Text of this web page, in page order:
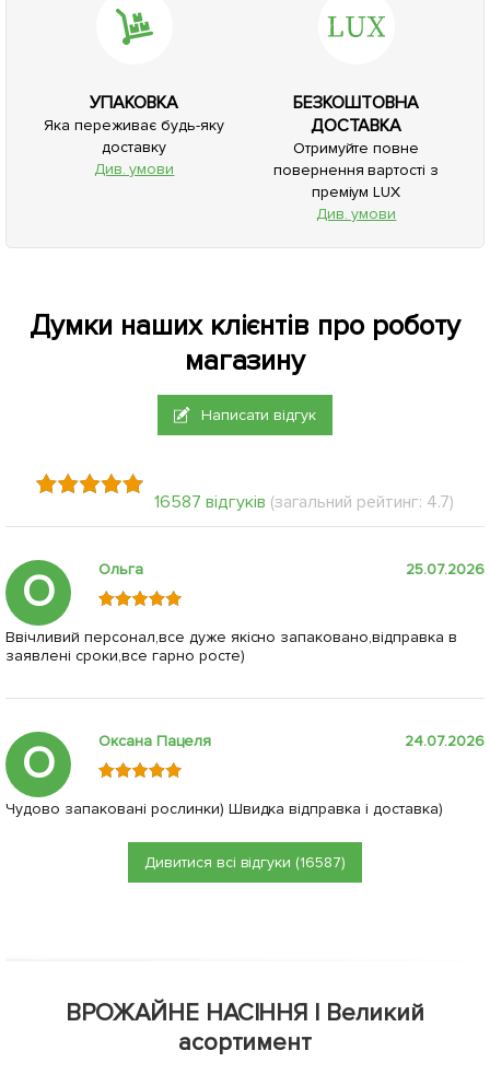
УПАКОВКА
Яка переживає будь-яку
доставку
Див. умови
БЕЗКОШТОВНА
ДОСТАВКА
Отримуйте повне
повернення вартості з
преміум LUX
Див. умови
Думки наших клієнтів про роботу
магазину
Написати відгук
16587 відгуків (загальний рейтинг: 4.7)
О Ольга 25.07.2026
Ввічливий персонал,все дуже якісно запаковано,відправка в
заявлені сроки,все гарно росте)
О Оксана Пацеля 24.07.2026
Чудово запаковані рослинки) Швидка відправка і доставка)
Дивитися всі відгуки (16587)
ВРОЖАЙНЕ НАСІННЯ | Великий
асортимент